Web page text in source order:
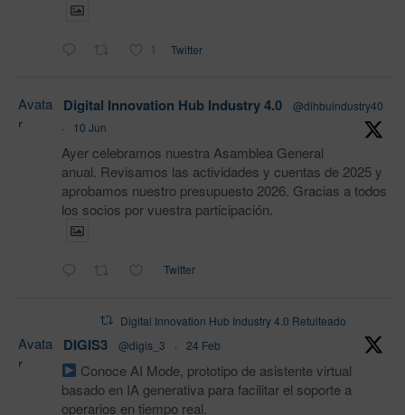
1 Twitter
Avata
r
Digital Innovation Hub Industry 4.0
@dihbuindustry40
·
10 Jun
Ayer celebramos nuestra Asamblea General
anual. Revisamos las actividades y cuentas de 2025 y
aprobamos nuestro presupuesto 2026. Gracias a todos
los socios por vuestra participación.
Twitter
Digital Innovation Hub Industry 4.0 Retuiteado
Avata
r
DIGIS3 @digis_3 · 24 Feb
Conoce AI Mode, prototipo de asistente virtual
basado en IA generativa para facilitar el soporte a
operarios en tiempo real.